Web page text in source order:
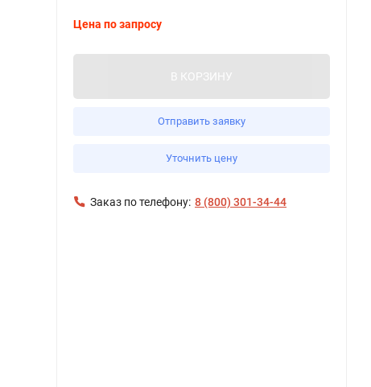
Цена по запросу
В КОРЗИНУ
Отправить заявку
Уточнить цену
Заказ по телефону: 8 (800) 301-34-44